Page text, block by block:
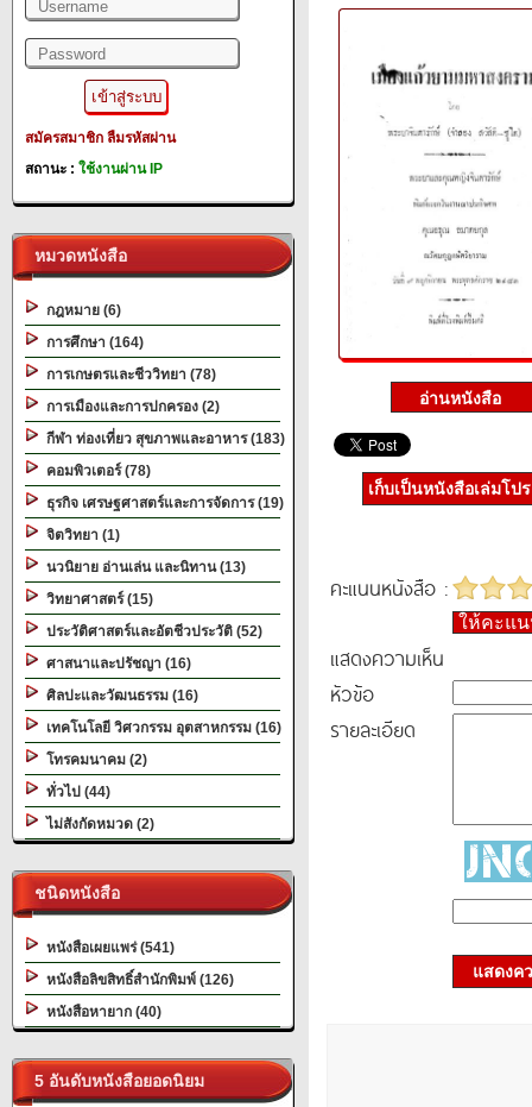
สมัครสมาชิก ลืมรหัสผ่าน
สถานะ : ใช้งานผ่าน IP
หมวดหนังสือ
กฎหมาย (6)
การศึกษา (164)
การเกษตรและชีววิทยา (78)
การเมืองและการปกครอง (2)
กีฬา ท่องเที่ยว สุขภาพและอาหาร (183)
คอมพิวเตอร์ (78)
ธุรกิจ เศรษฐศาสตร์และการจัดการ (19)
จิตวิทยา (1)
นวนิยาย อ่านเล่น และนิทาน (13)
วิทยาศาสตร์ (15)
ประวัติศาสตร์และอัตชีวประวัติ (52)
ศาสนาและปรัชญา (16)
ศิลปะและวัฒนธรรม (16)
เทคโนโลยี วิศวกรรม อุตสาหกรรม (16)
โทรคมนาคม (2)
ทั่วไป (44)
ไม่สังกัดหมวด (2)
ชนิดหนังสือ
หนังสือเผยแพร่ (541)
หนังสือลิขสิทธิ์สำนักพิมพ์ (126)
หนังสือหายาก (40)
5 อันดับหนังสือยอดนิยม
เก็บเป็นหนังสือเล่มโป
คะแนนหนังสือ :
ให้คะแ
แสดงความเห็น
หัวข้อ
รายละเอียด
แสดงค